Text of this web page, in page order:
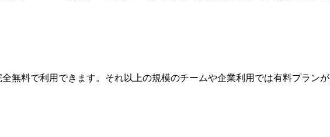
無料で利用できます。それ以上の規模のチームや企業利用では有料プラン